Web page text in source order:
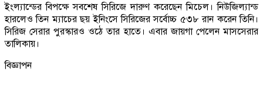
ইংল্যান্ডের বিপক্ষে সবশেষ সিরিজে দারুণ করেছেন মিচেল। নিউজিল্যান্ড
হারলেও তিন ম্যাচের ছয় ইনিংসে সিরিজের সর্বোচ্চ ৫৩৮ রান করেন তিনি।
সিরিজ সেরার পুরস্কারও ওঠে তার হাতে। এবার জায়গা পেলেন মাসসেরার
তালিকায়।
বিজ্ঞাপন